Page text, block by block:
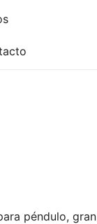
péndulo, gran